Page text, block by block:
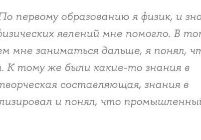
первому образованию я физик, и
явлений мне помогло. В
мне заниматься дальше, я понял,
К тому же были какие-то знания в
составляющая, знания в
и понял, что